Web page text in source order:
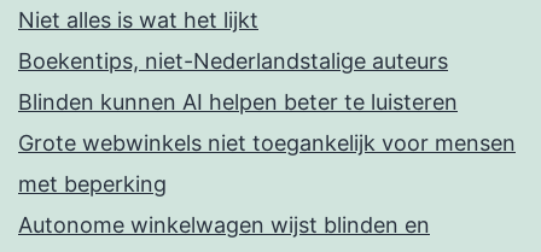
Niet alles is wat het lijkt
Boekentips, niet-Nederlandstalige auteurs
Blinden kunnen AI helpen beter te luisteren
Grote webwinkels niet toegankelijk voor mensen
met beperking
Autonome winkelwagen wijst blinden en